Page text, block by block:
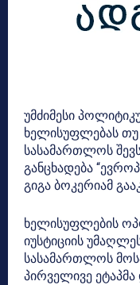
უმძიმესი
ხელისუფლებას თუ
სასამართლოს
განცხადება
გიგა ბოკერიამ
ხელისუფლების
იუსტიციის
სასამართლოს
პირველივე